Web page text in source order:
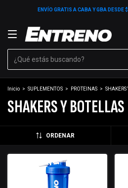
ENVÍO GRATIS A CABA Y GBA
Inicio > SUPLEMENTOS > PROTEINAS > SHAKERS
SHAKERS Y BOTELLAS
ORDENAR